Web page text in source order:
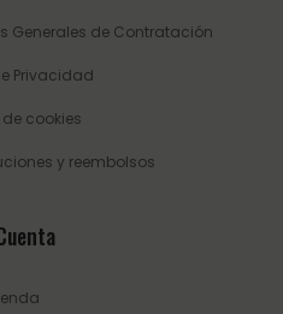
Generales de Contratación
Privacidad
cookies
y reembolsos